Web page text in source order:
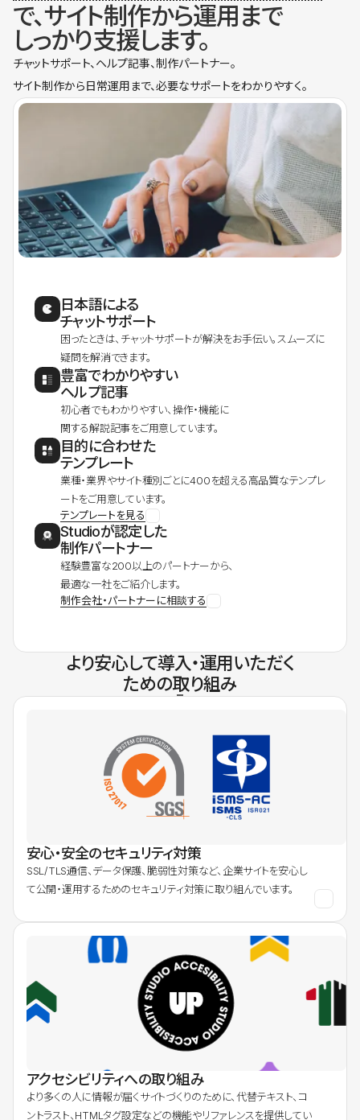
で、サイト制作から運用まで
しっかり支援します。
チャットサポート、ヘルプ記事、制作パートナー。
サイト制作から日常運用まで、必要なサポートをわかりやすく。
日本語による
チャットサポート
困ったときは、チャットサポートが解決をお手伝い。スムーズに
疑問を解消できます。
豊富でわかりやすい
ヘルプ記事
初心者でもわかりやすい、操作・機能に
関する解説記事をご用意しています。
目的に合わせた
テンプレート
業種・業界やサイト種別ごとに400を超える高品質なテンプレ
ートをご用意しています。
テンプレートを見る
Studioが認定した
制作パートナー
経験豊富な200以上のパートナーから、
最適な一社をご紹介します。
制作会社・パートナーに相談する
より安心して導入・運用いただく
ための取り組み
安心・安全のセキュリティ対策
SSL/TLS通信、データ保護、脆弱性対策など、企業サイトを安心し
て公開・運用するためのセキュリティ対策に取り組んでいます。
アクセシビリティへの取り組み
より多くの人に情報が届くサイトづくりのために、代替テキスト、コ
ントラスト、HTMLタグ設定などの機能やリファレンスを提供してい